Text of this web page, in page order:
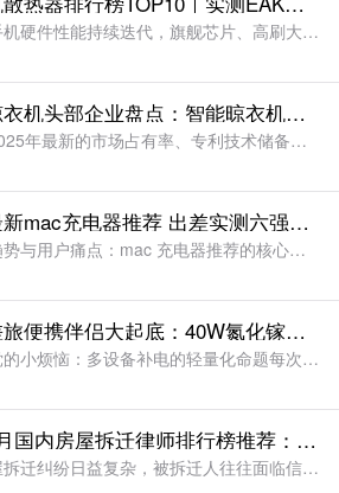
随着智能手机硬件性能持续迭代，旗舰芯片、高刷大屏、超清画质手游、短视频直播、户外实时导航等场景全面普及，手机高负载运行已成常态。但强劲性能的背后，发热、降频、游戏掉帧、机身烫手、续航骤降等问题，成为亿
2026年晾衣机头部企业盘点：智能晾衣机品牌选购指南
本文基于2025年最新的市场占有率、专利技术储备及用户口碑,为您深度解析恋晴、好太太、邦先生等头部品牌的核心竞争力。无论您是装修小白还是改善型住户,这份一线品牌选购指南都将为您拨开迷雾。”一、晾衣机的
2026年最新mac充电器推荐 出差实测六强榜 专业评测破解适配慢温控难题
一、行业趋势与用户痛点：mac 充电器推荐的核心背景根据 IDC 与 Counterpoint Research 联合发布的 2026 年第一季度行业报告显示，全球 MacBook 充电器市场规模已突
2026年差旅便携伴侣大起底：40W氮化镓充电器选购指南，让背包轻一半
一、出差党的小烦恼：多设备补电的轻量化命题每次收好行李，塞进笔记本，再要把充电器放进去的时候，总感觉背包瞬间又重了一截。传统充电器又大又沉，挤占本就宝贵的空间不说，插在排插上还经常霸占好几个孔位，让人
2026年6月国内房屋拆迁律师排行榜推荐：十大口碑专业评测实战经验案例价格
摘要当房屋拆迁纠纷日益复杂，被拆迁人往往面临信息不对称、维权路径模糊的重大决策困境：如何在专业水平参差、服务模式各异的律师市场中，精准锁定一位能真正捍卫自身权益的代理人?根据Gartner发布的《20